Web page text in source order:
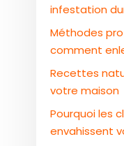
infestation
Méthodes
comment
Recettes
votre maison
Pourquoi les
envahissent